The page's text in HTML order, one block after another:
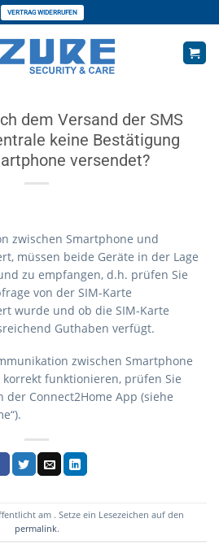
VERTRAG WIDERRUFEN
dem Versand der SMS
keine Bestätigung
versendet?
zwischen Smartphone und
müssen beide Geräte in der Lage
zu empfangen, d.h. prüfen Sie
von der SIM-Karte
wurde und ob die SIM-Karte
Guthaben verfügt.
zwischen Smartphone
funktionieren, prüfen Sie
Connect2Home App (siehe
am . Setze ein Lesezeichen auf den
permalink.